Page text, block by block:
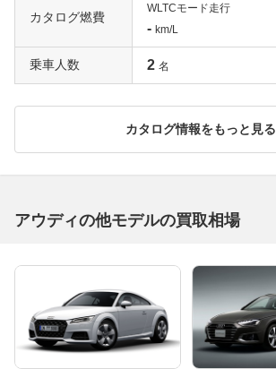
カタログ燃費
WLTCモード走行
- km/L
乗車人数 2 名
カタログ情報をもっと見る
アウディの他モデルの買取相場